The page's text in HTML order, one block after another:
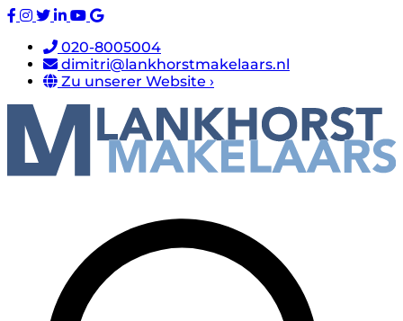
020-8005004
dimitri@lankhorstmakelaars.nl
Zu unserer Website ›